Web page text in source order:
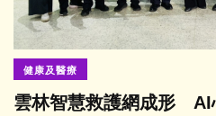
健康及醫療
雲林智慧救護網成形 AI